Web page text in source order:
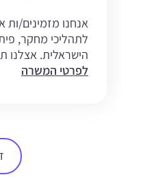
אנחנו מזמינים/ות
לתהליכי מחקר,
הישראלית. אצלנו
לפרטי המשרה